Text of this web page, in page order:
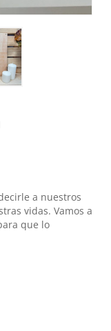
€
a nuestros
vidas. Vamos a
que lo